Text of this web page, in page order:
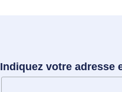
Indiquez votre adresse